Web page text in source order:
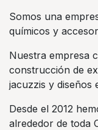
Somos una
químicos y
Nuestra empresa
construcción de
jacuzzis y diseños
Desde el 2012
alrededor de toda